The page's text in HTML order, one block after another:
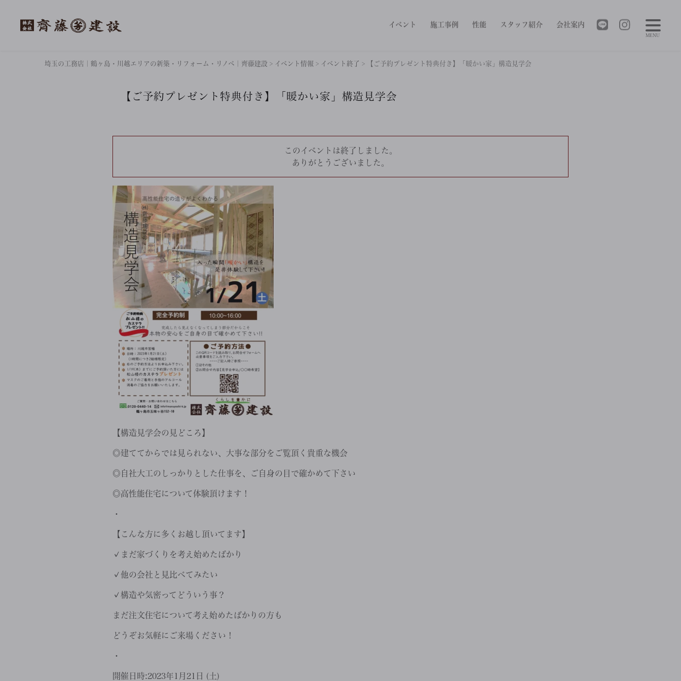
イベント 施工事例 性能 スタッフ紹介 会社案内
埼玉の工務店｜鶴ヶ島・川越エリアの新築・リフォーム・リノベ｜齊藤建設 > イベント情報 > イベント終了 > 【ご予約プレゼント特典付き】「暖かい家」構造見学会
【ご予約プレゼント特典付き】「暖かい家」構造見学会
このイベントは終了しました。
ありがとうございました。
【構造見学会の見どころ】
◎建ててからでは見られない、大事な部分をご覧頂く貴重な機会
◎自社大工のしっかりとした仕事を、ご自身の目で確かめて下さい
◎高性能住宅について体験頂けます！
・
【こんな方に多くお越し頂いてます】
✓まだ家づくりを考え始めたばかり
✓他の会社と見比べてみたい
✓構造や気密ってどういう事？
まだ注文住宅について考え始めたばかりの方も
どうぞお気軽にご来場ください！
・
開催日時:2023年1月21日 (土)
MENU